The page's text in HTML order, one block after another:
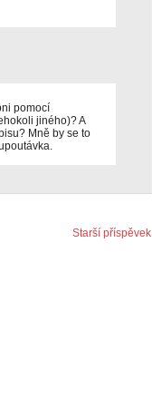
pomocí
jiného)? A
Mně by se to
Starší příspěvek